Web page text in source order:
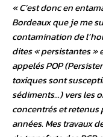
« C’est donc en
Bordeaux que je me
contamination de
dites « persistantes »
appelés POP
toxiques sont
sédiments…) vers les
concentrés et
années. Mes travaux